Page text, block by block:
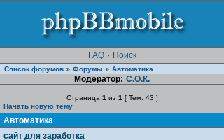
FAQ · Поиск
Список форумов » Форумы » Автоматика
Модератор: С.О.К.
Страница 1 из 1 [ Тем: 43 ]
Начать новую тему
Автоматика
сайт для заработка